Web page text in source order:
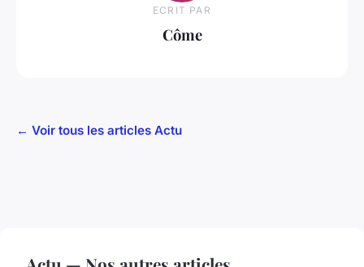
ECRIT PAR
Côme
← Voir tous les articles Actu